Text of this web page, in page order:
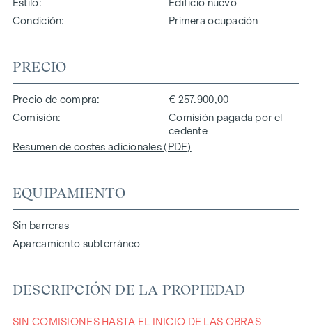
Estilo
Edificio nuevo
Condición
Primera ocupación
PRECIO
Precio de compra
€ 257.900,00
Comisión
Comisión pagada por el
cedente
Resumen de costes adicionales (PDF)
EQUIPAMIENTO
Sin barreras
Aparcamiento subterráneo
DESCRIPCIÓN DE LA PROPIEDAD
SIN COMISIONES HASTA EL INICIO DE LAS OBRAS